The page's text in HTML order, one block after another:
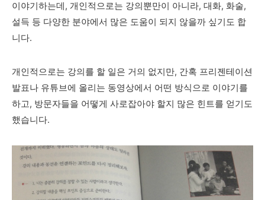
이야기하는데, 개인적으로는 강의뿐만이 아니라, 대화, 화술,
설득 등 다양한 분야에서 많은 도움이 되지 않을까 싶기도 합
니다.
개인적으로는 강의를 할 일은 거의 없지만, 간혹 프리젠테이션
발표나 유튜브에 올리는 동영상에서 어떤 방식으로 이야기를
하고, 방문자들을 어떻게 사로잡아야 할지 많은 힌트를 얻기도
했습니다.